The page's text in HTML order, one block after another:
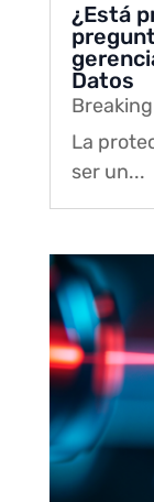
¿Está
Datos
La
ser un...